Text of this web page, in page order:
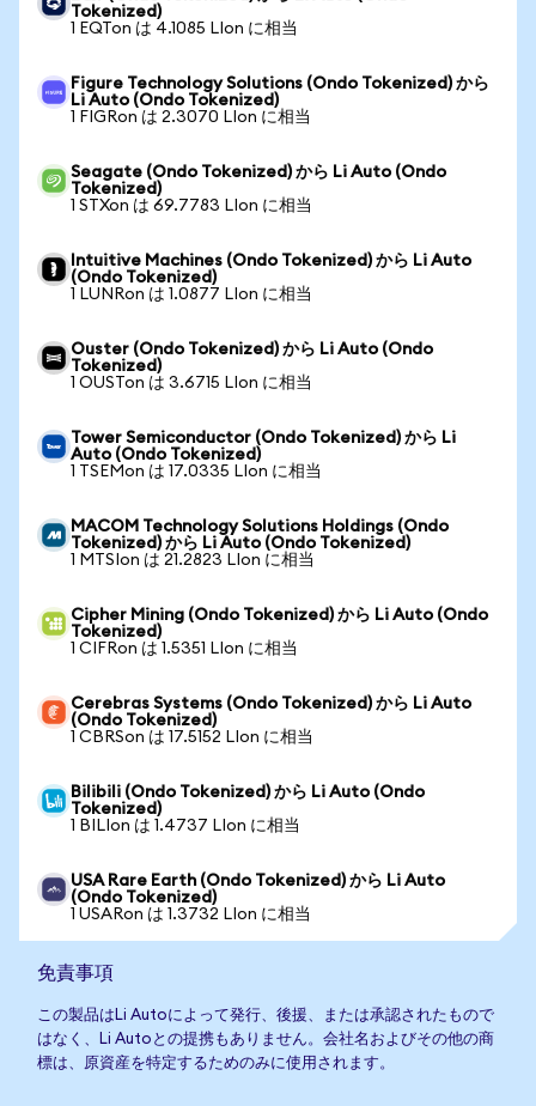
Tokenized)
1 EQTon は 4.1085 LIon に相当
Figure Technology Solutions (Ondo Tokenized) から
Li Auto (Ondo Tokenized)
1 FIGRon は 2.3070 LIon に相当
Seagate (Ondo Tokenized) から Li Auto (Ondo
Tokenized)
1 STXon は 69.7783 LIon に相当
Intuitive Machines (Ondo Tokenized) から Li Auto
(Ondo Tokenized)
1 LUNRon は 1.0877 LIon に相当
Ouster (Ondo Tokenized) から Li Auto (Ondo
Tokenized)
1 OUSTon は 3.6715 LIon に相当
Tower Semiconductor (Ondo Tokenized) から Li
Auto (Ondo Tokenized)
1 TSEMon は 17.0335 LIon に相当
MACOM Technology Solutions Holdings (Ondo
Tokenized) から Li Auto (Ondo Tokenized)
1 MTSIon は 21.2823 LIon に相当
Cipher Mining (Ondo Tokenized) から Li Auto (Ondo
Tokenized)
1 CIFRon は 1.5351 LIon に相当
Cerebras Systems (Ondo Tokenized) から Li Auto
(Ondo Tokenized)
1 CBRSon は 17.5152 LIon に相当
Bilibili (Ondo Tokenized) から Li Auto (Ondo
Tokenized)
1 BILIon は 1.4737 LIon に相当
USA Rare Earth (Ondo Tokenized) から Li Auto
(Ondo Tokenized)
1 USARon は 1.3732 LIon に相当
免責事項
この製品はLi Autoによって発行、後援、または承認されたもので
はなく、Li Autoとの提携もありません。会社名およびその他の商
標は、原資産を特定するためのみに使用されます。